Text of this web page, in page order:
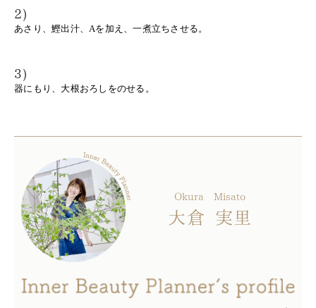
2)
あさり、鰹出汁、Aを加え、一煮立ちさせる。
3)
器にもり、大根おろしをのせる。
Okura Misato
大倉 実里